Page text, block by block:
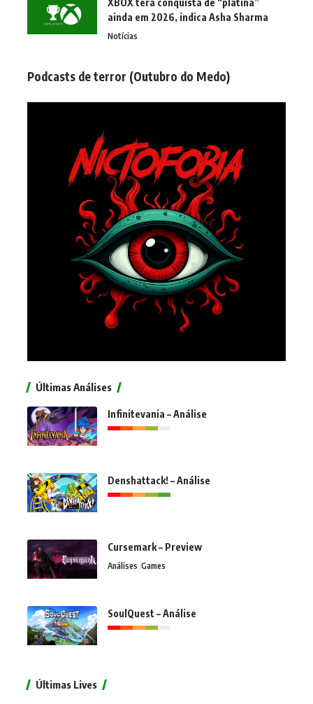
ainda em 2026, indica Asha Sharma
Notícias
Podcasts de terror (Outubro do Medo)
Últimas Análises
Infinitevania – Análise
Denshattack! – Análise
Cursemark – Preview
Análises Games
SoulQuest – Análise
Últimas Lives